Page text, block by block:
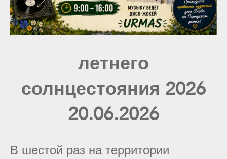
летнего
солнцестояния 2026
20.06.2026
В шестой раз на территории